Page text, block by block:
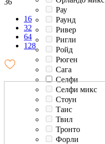
Рау
Раунд
Ривер
Ригли
Ройд
Рюген
Сага
Селфи
Селфи микс
Стоун
Таис
Твил
Тронто
Форли
16
32
64
128